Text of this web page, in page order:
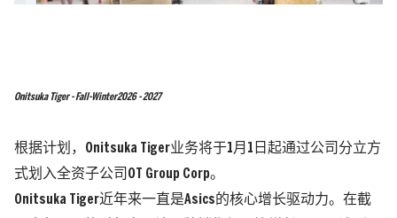
Onitsuka Tiger - Fall-Winter2026 - 2027
根据计划，Onitsuka Tiger业务将于1月1日起通过公司分立方
式划入全资子公司OT Group Corp。
Onitsuka Tiger近年来一直是Asics的核心增长驱动力。在截